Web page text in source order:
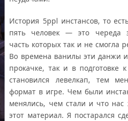
История 5ppl инстансов, то
пять человек — это череда
часть которых так и не смогла
Во времена ванилы эти данжи
прокачке, так и в
становился левелкап, тем
формат в игре. Чем были
менялись, чем стали и что
этот материал. Я постарался